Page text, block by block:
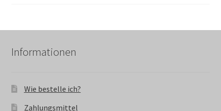
Informationen
Wie bestelle ich?
Zahlungsmittel